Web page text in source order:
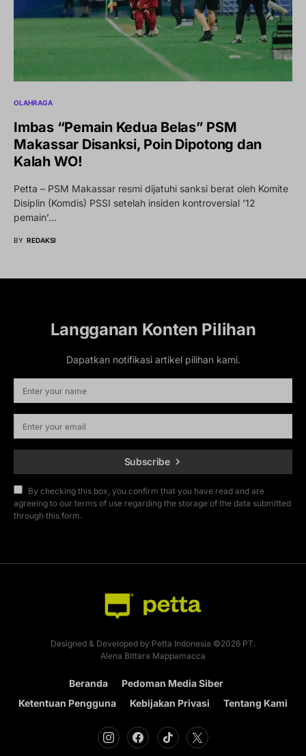
OLAHRAGA
Imbas “Pemain Kedua Belas” PSM
Makassar Disanksi, Poin Dipotong dan
Kalah WO!
Petta – PSM Makassar resmi dijatuhi sanksi berat oleh Komite
Disiplin (Komdis) PSSI setelah insiden kontroversial ’12
pemain’…
BY REDAKSI
Langganan Konten Pilihan
Dapatkan notifikasi artikel pilihan kami.
Subscribe
By checking this box, you confirm that you have read and are
agreeing to our terms of use regarding the storage of the data submitted
through this form.
Designed & Developed by Petta Indonesia ©2026 PT.
Alena Bittara Mappamacca
Beranda
Pedoman Media Siber
Ketentuan Pengguna
Kebijakan Privasi Tentang Kami